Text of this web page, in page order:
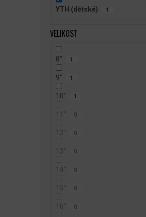
YTH (dětské) 1
VELIKOST
8" 1
9" 1
10" 1
11" 0
12" 0
13" 0
14" 0
15" 0
16" 0